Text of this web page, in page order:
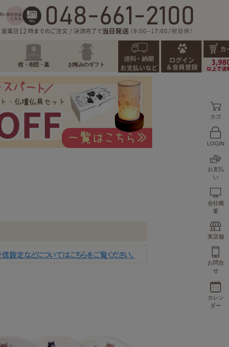
棺・布団・墓 お悔みのギフト
カゴ
LOGIN
お支払
い
会社概
要
実店舗
お問合
せ
カレン
ダー